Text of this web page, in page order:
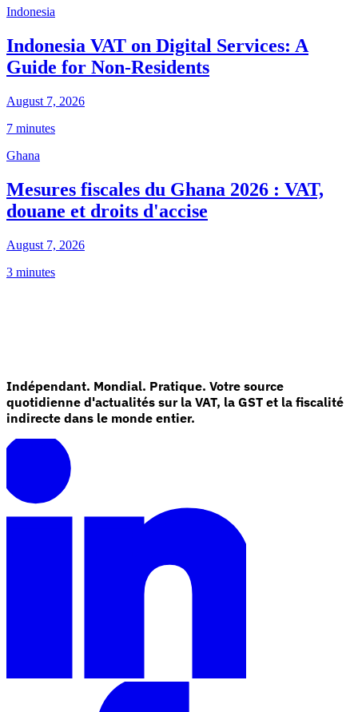
Indonesia
Indonesia VAT on Digital Services: A
Guide for Non-Residents
August 7, 2026
7 minutes
Ghana
Mesures fiscales du Ghana 2026 : VAT,
douane et droits d'accise
August 7, 2026
3 minutes
Indépendant. Mondial. Pratique. Votre source
quotidienne d'actualités sur la VAT, la GST et la fiscalité
indirecte dans le monde entier.